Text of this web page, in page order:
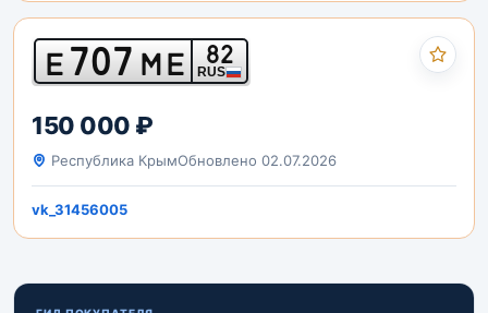
Е707 МЕ 82
RUS
150 000 ₽
Республика КрымОбновлено 02.07.2026
vk_31456005